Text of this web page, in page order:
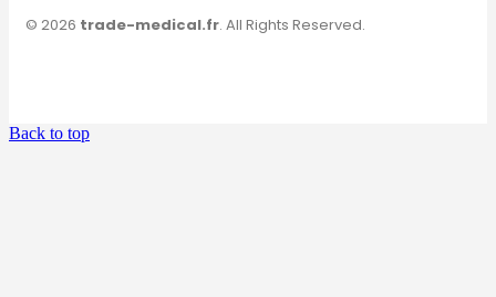
© 2026 trade-medical.fr. All Rights Reserved.
Back to top